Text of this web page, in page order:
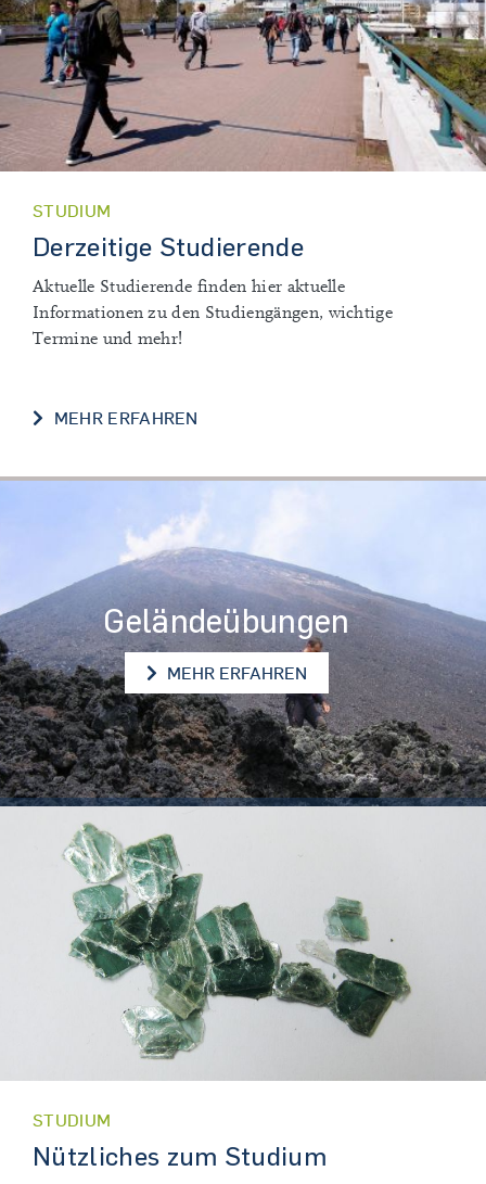
STUDIUM
Derzeitige Studierende
Aktuelle Studierende finden hier aktuelle
Informationen zu den Studiengängen, wichtige
Termine und mehr!
MEHR ERFAHREN
Geländeübungen
MEHR ERFAHREN GELÄNDEÜBUNGEN
STUDIUM
Nützliches zum Studium